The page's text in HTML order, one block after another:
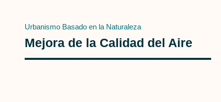
Urbanismo Basado en la Naturaleza
Mejora de la Calidad del Aire